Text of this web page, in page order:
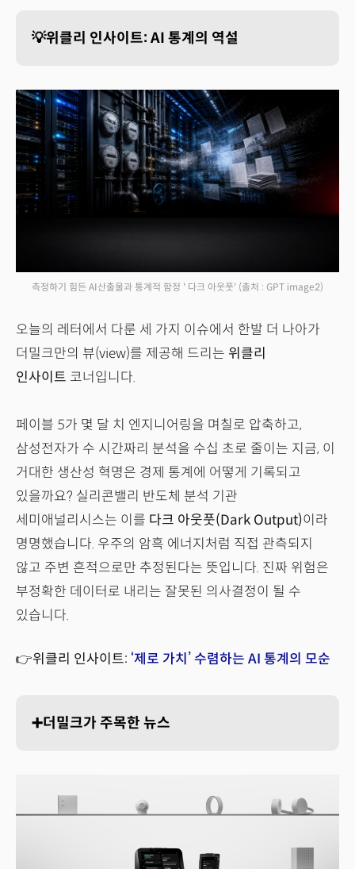
💡위클리 인사이트: AI 통계의 역설
측정하기 힘든 AI산출물과 통계적 함정 ' 다크 아웃풋' (출처 : GPT image2)
오늘의 레터에서 다룬 세 가지 이슈에서 한발 더 나아가
더밀크만의 뷰(view)를 제공해 드리는 위클리
인사이트 코너입니다.
페이블 5가 몇 달 치 엔지니어링을 며칠로 압축하고,
삼성전자가 수 시간짜리 분석을 수십 초로 줄이는 지금, 이
거대한 생산성 혁명은 경제 통계에 어떻게 기록되고
있을까요? 실리콘밸리 반도체 분석 기관
세미애널리시스는 이를 다크 아웃풋(Dark Output)이라
명명했습니다. 우주의 암흑 에너지처럼 직접 관측되지
않고 주변 흔적으로만 추정된다는 뜻입니다. 진짜 위험은
부정확한 데이터로 내리는 잘못된 의사결정이 될 수
있습니다.
👉위클리 인사이트: ‘제로 가치’ 수렴하는 AI 통계의 모순
➕더밀크가 주목한 뉴스